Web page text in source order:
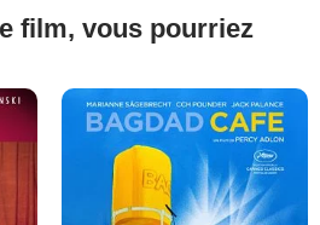
film, vous pourriez